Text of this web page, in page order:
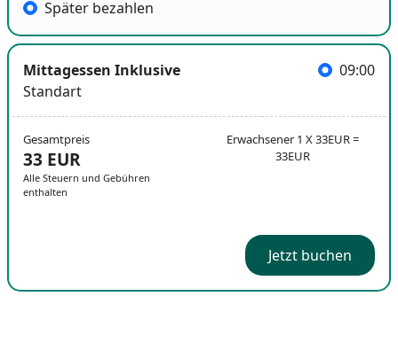
Später bezahlen
Mittagessen Inklusive
Standart
09:00
Gesamtpreis
33 EUR
Alle Steuern und Gebühren
enthalten
Erwachsener 1 X 33EUR =
33EUR
Jetzt buchen